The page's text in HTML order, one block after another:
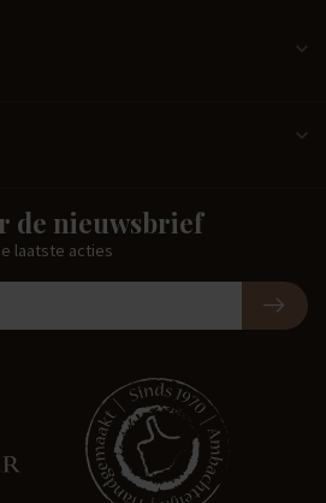
de nieuwsbrief
laatste acties